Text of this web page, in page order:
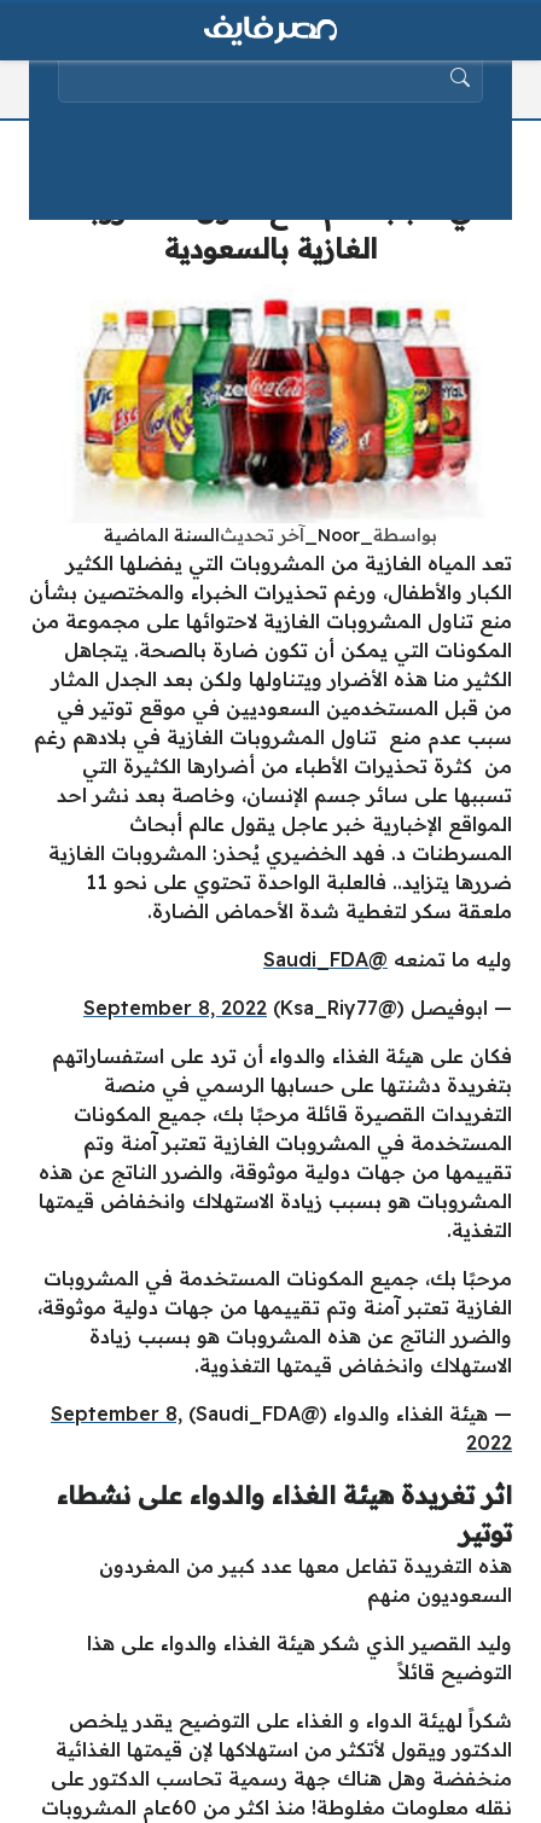
الغازية بالسعودية
بواسطة آخر تحديثالسنة الماضية
تعد المياه الغازية من المشروبات التي يفضلها الكثير
الكبار والأطفال، ورغم تحذيرات الخبراء والمختصين بشأن
منع تناول المشروبات الغازية لاحتوائها على مجموعة من
المكونات التي يمكن أن تكون ضارة بالصحة. يتجاهل
الكثير منا هذه الأضرار ويتناولها ولكن بعد الجدل المثار
من قبل المستخدمين السعوديين في موقع توتير في
سبب عدم منع تناول المشروبات الغازية في بلادهم رغم
من كثرة تحذيرات الأطباء من أضرارها الكثيرة التي
تسببها على سائر جسم الإنسان، وخاصة بعد نشر احد
المواقع الإخبارية خبر عاجل يقول عالم أبحاث
المسرطنات د. فهد الخضيري يُحذر: المشروبات الغازية
ضررها يتزايد.. فالعلبة الواحدة تحتوي على نحو 11
ملعقة سكر لتغطية شدة الأحماض الضارة.
وليه ما تمنعه @Saudi_FDA
— ابوفيصل (@Ksa_Riy77)
September 8, 2022
فكان على هيئة الغذاء والدواء أن ترد على استفساراتهم
بتغريدة دشنتها على حسابها الرسمي في منصة
التغريدات القصيرة قائلة مرحبًا بك، جميع المكونات
المستخدمة في المشروبات الغازية تعتبر آمنة وتم
تقييمها من جهات دولية موثوقة، والضرر الناتج عن هذه
المشروبات هو بسبب زيادة الاستهلاك وانخفاض قيمتها
التغذية.
مرحبًا بك، جميع المكونات المستخدمة في المشروبات
الغازية تعتبر آمنة وتم تقييمها من جهات دولية موثوقة،
والضرر الناتج عن هذه المشروبات هو بسبب زيادة
الاستهلاك وانخفاض قيمتها التغذوية.
— هيئة الغذاء والدواء (@Saudi_FDA)
September 8,
2022
اثر تغريدة هيئة الغذاء والدواء على نشطاء
توتير
هذه التغريدة تفاعل معها عدد كبير من المغردون
السعوديون منهم
وليد القصير الذي شكر هيئة الغذاء والدواء على هذا
التوضيح قائلاً
شكراً لهيئة الدواء و الغذاء على التوضيح يقدر يلخص
الدكتور ويقول لأتكثر من استهلاكها لإن قيمتها الغذائية
منخفضة وهل هناك جهة رسمية تحاسب الدكتور على
نقله معلومات مغلوطة! منذ اكثر من 60عام المشروبات
البحث عن: